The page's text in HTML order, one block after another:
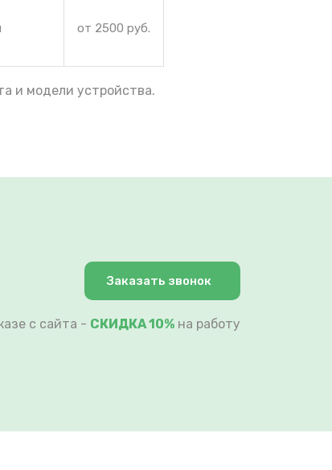
от 2500 руб.
и модели устройства.
Заказать звонок
с сайта - СКИДКА 10% на работу